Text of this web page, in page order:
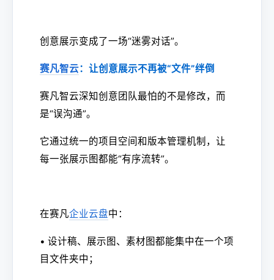
创意展示变成了一场“迷雾对话”。
赛凡智云：让创意展示不再被“文件”绊倒
赛凡智云深知创意团队最怕的不是修改，而
是“误沟通”。
它通过统一的项目空间和版本管理机制，让
每一张展示图都能“有序流转”。
在赛凡企业云盘中：
• 设计稿、展示图、素材图都能集中在一个项
目文件夹中；